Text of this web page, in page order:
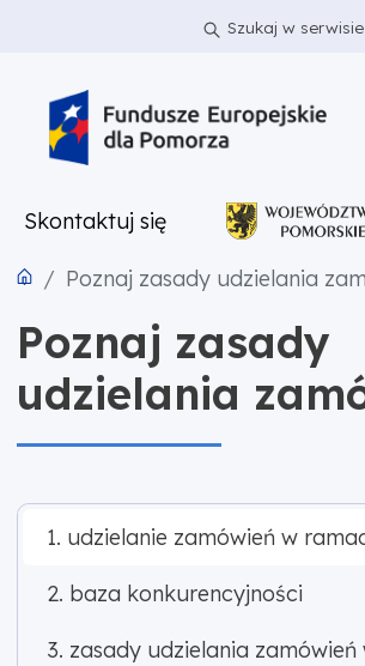
PRZEJDŹ DO TREŚCI Szukaj w serwisie
Skontaktuj się
Poznaj zasady udzielania
Poznaj zasady
udzielania
1. udzielanie zamówień w
2. baza konkurencyjności
3. zasady udzielania